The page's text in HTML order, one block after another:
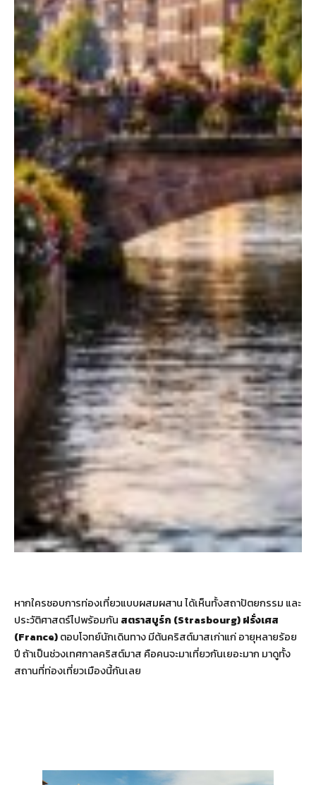
หากใครชอบการท่องเที่ยวแบบผสมผสาน ได้เห็นทั้งสถาปัตยกรรม และ
ประวัติศาสตร์ไปพร้อมกัน สตราสบูร์ก (Strasbourg)ฝรั่งเศส
(France)ตอบโจทย์นักเดินทาง มีต้นคริสต์มาสเก่าแก่ อายุหลายร้อย
ปี ถ้าเป็นช่วงเทศกาลคริสต์มาส คือคนจะมาเที่ยวกันเยอะมาก มาดูทั้ง
สถานที่ท่องเที่ยวเมืองนี้กันเลย